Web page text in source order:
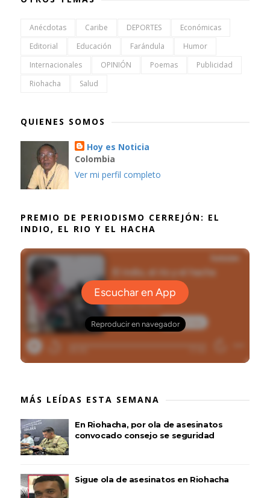
Anécdotas Caribe DEPORTES
Económicas
Editorial
Educación Farándula
Humor
Internacionales
OPINIÓN Poemas
Publicidad
Riohacha
Salud
QUIENES SOMOS
Hoy es Noticia
Colombia
Ver mi perfil completo
PREMIO DE PERIODISMO CERREJÓN: EL
INDIO, EL RIO Y EL HACHA
MÁS LEÍDAS ESTA SEMANA
En Riohacha, por ola de asesinatos
convocado consejo se seguridad
Sigue ola de asesinatos en Riohacha